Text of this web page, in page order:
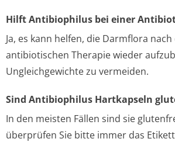
Hilft Antibiophilus bei einer
Ja, es kann helfen, die Darmflora
antibiotischen Therapie wieder
Ungleichgewichte zu vermeiden.
Sind Antibiophilus Hartkapseln
In den meisten Fällen sind sie
überprüfen Sie bitte immer das